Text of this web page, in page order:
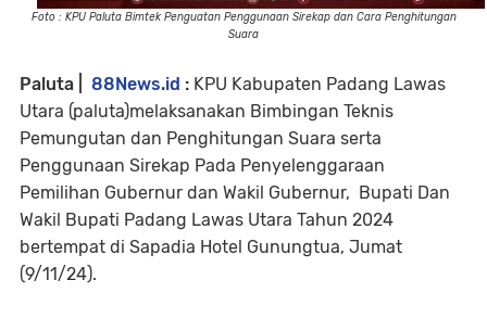
Foto : KPU Paluta Bimtek Penguatan Penggunaan Sirekap dan Cara Penghitungan
Suara
Paluta | 88News.id : KPU Kabupaten Padang Lawas
Utara (paluta)melaksanakan Bimbingan Teknis
Pemungutan dan Penghitungan Suara serta
Penggunaan Sirekap Pada Penyelenggaraan
Pemilihan Gubernur dan Wakil Gubernur, Bupati Dan
Wakil Bupati Padang Lawas Utara Tahun 2024
bertempat di Sapadia Hotel Gunungtua, Jumat
(9/11/24).